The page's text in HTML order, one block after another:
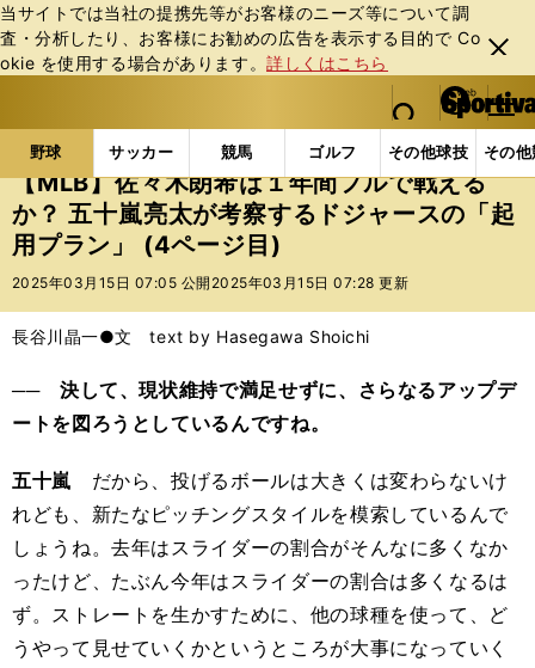
当サイトでは当社の提携先等がお客様のニーズ等について調
査・分析したり、お客様にお勧めの広告を表⽰する⽬的で Co
okie を使⽤する場合があります。詳しくはこちら
閉じ
る
web Sportiva (webスポルティーバ)
検索
マイペ
ー
ジ
メニュ
野球 サッカー 競馬 ゴルフ その他球技 その
b
ス
ポ
ル
テ
ー
バ
野球の記事一覧 MLB MLB 【MLB】佐々木朗希
【MLB】佐々木朗希は１年間フルで戦える
か？ 五十嵐亮太が考察するドジャースの「起
用プラン」 (4ページ目)
2025年03月15日 07:05 公開 2025年03月15日 07:28 更新
長谷川晶一●文 text by Hasegawa Shoichi
── 決して、現状維持で満足せずに、さらなるアップデ
ートを図ろうとしているんですね。
五十嵐 だから、投げるボールは大きくは変わらないけ
れども、新たなピッチングスタイルを模索しているんで
しょうね。去年はスライダーの割合がそんなに多くなか
ったけど、たぶん今年はスライダーの割合は多くなるは
ず。ストレートを生かすために、他の球種を使って、ど
うやって見せていくかというところが大事になっていく